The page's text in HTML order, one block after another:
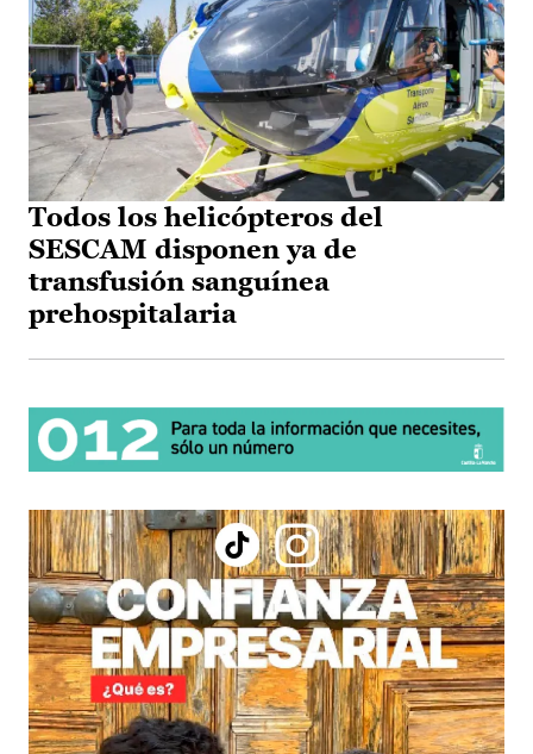
Todos los helicópteros del
SESCAM disponen ya de
transfusión sanguínea
prehospitalaria